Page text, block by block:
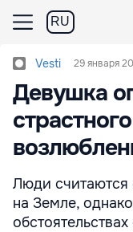
RU
Vesti 29 января
Девушка
Люди
на Земле,